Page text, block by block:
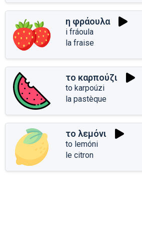
η φράουλα
i fráoula
la fraise
το καρπούζι
to karpoúzi
la pastèque
το λεμόνι
to lemóni
le citron